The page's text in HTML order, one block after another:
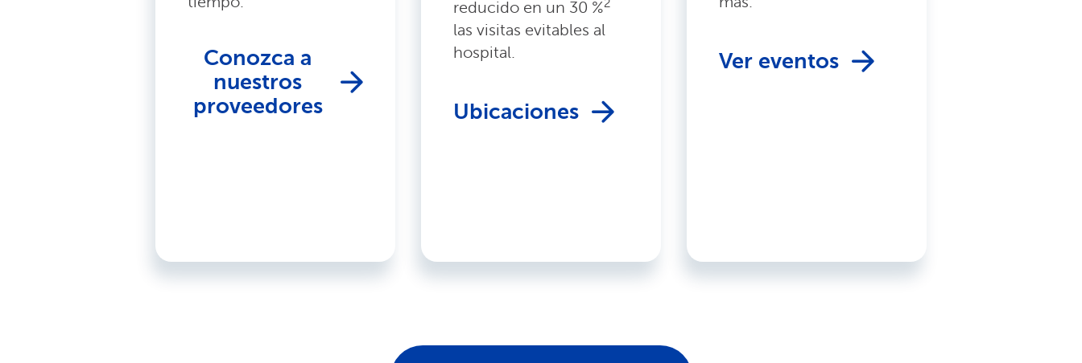
Conozca a
nuestros
proveedores
reducido en un 30 %2
las visitas evitables al
hospital.
Ubicaciones
Ver eventos